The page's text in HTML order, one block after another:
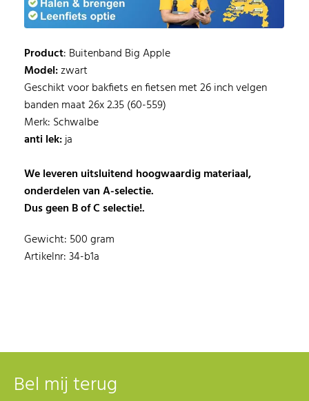
Product: Buitenband Big Apple
Model:zwart
Geschikt voor bakfiets en fietsen met 26 inch velgen
banden maat 26x 2.35 (60-559)
Merk: Schwalbe
anti lek:ja
We leveren uitsluitend hoogwaardig materiaal,
onderdelen van A-selectie.
Dus geen B of C selectie!.
Gewicht: 500 gram
Artikelnr: 34-b1a
Bel mij terug